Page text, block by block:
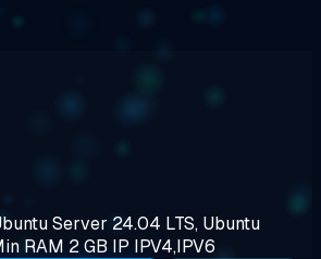
Server 24.04 LTS, Ubuntu
RAM 2 GB IP IPV4,IPV6